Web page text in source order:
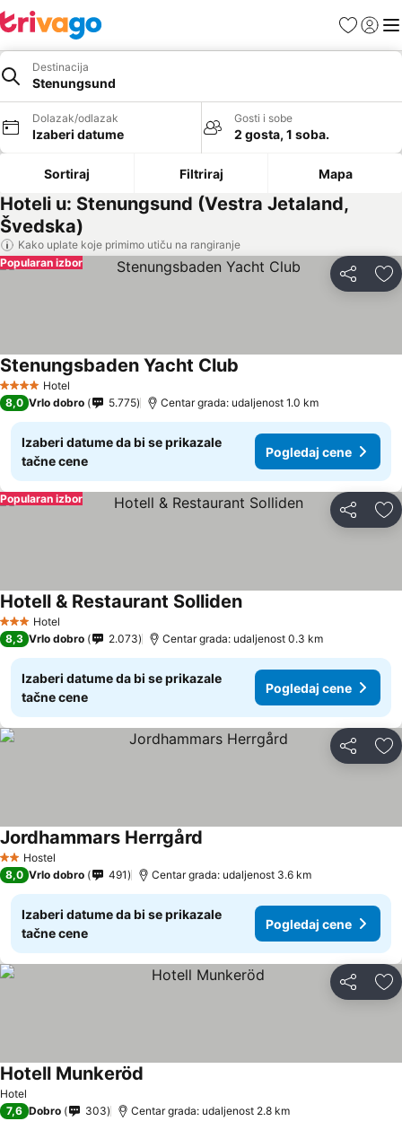
FavoritiPrijavi
Destinacija
Stenungsund
Dolazak/odlazak
Izaberi datume
Gosti i sobe
2 gosta, 1 soba.
Sortiraj Filtriraj Mapa
Hoteli u: Stenungsund (Vestra Jetaland,
Švedska)
Kako uplate koje primimo utiču na rangiranje
Deli
Popularan izbor
4 ZvezdiceHotel
Stenungsbaden Yacht Club
8,0 Vrlo dobro 5.775 Centar grada: udaljenost 1.0 km
Izaberi datume da bi se prikazale
tačne cene
Pogledaj cene
Deli
Popularan izbor
3 Zvezdice
Hotel
Hotell & Restaurant Solliden
8,3 Vrlo dobro 2.073 Centar grada: udaljenost 0.3 km
Izaberi datume da bi se prikazale
tačne cene
Pogledaj cene
Deli
2 Zvezdice
Hostel
Jordhammars Herrgård
8,0 Vrlo dobro 491 Centar grada: udaljenost 3.6 km
Izaberi datume da bi se prikazale
tačne cene
Pogledaj cene
Deli
Hotel
Hotell Munkeröd
7,6 Dobro 303 Centar grada: udaljenost 2.8 km